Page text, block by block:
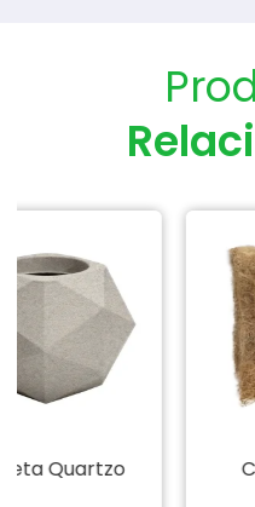
Coco Orchid